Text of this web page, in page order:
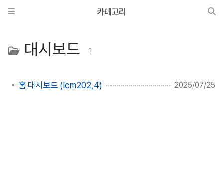
카테고리
대시보드 1
홈 대시보드 (lcm202,4) 2025/07/25